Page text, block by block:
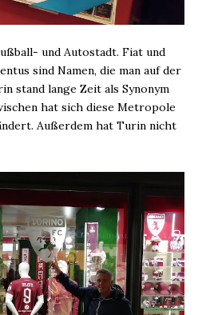
und Autostadt. Fiat und
sind Namen, die man auf der
stand lange Zeit als Synonym
hat sich diese Metropole
Außerdem hat Turin nicht